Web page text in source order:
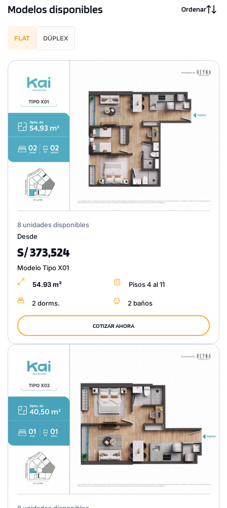
Modelos disponibles Ordenar
FLAT DÚPLEX
8 unidades disponibles
Desde
S/ 373,524
Modelo Tipo X01
54.93 m² Pisos 4 al 11
2 dorms. 2 baños
COTIZAR AHORA